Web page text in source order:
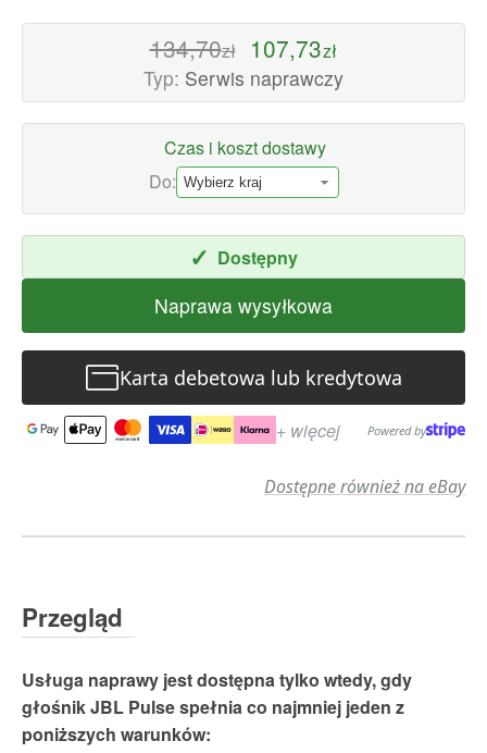
Usługi
naprawcze
szybką
na
świat
134,70zł 107,73zł
Typ: Serwis naprawczy
Czas i koszt dostawy
Do:
✓ Dostępny
Naprawa wysyłkowa
Karta debetowa lub kredytowa
+ więcej Powered by
Dostępne również na eBay
Przegląd
Usługa naprawy jest dostępna tylko wtedy, gdy
głośnik JBL Pulse spełnia co najmniej jeden z
poniższych warunków: